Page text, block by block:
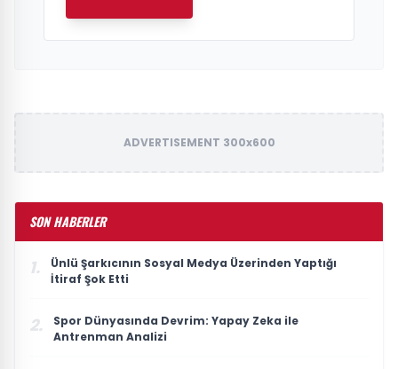
ADVERTISEMENT 300x600
SON HABERLER
1.
Ünlü Şarkıcının Sosyal Medya Üzerinden Yaptığı
İtiraf Şok Etti
2.
Spor Dünyasında Devrim: Yapay Zeka ile
Antrenman Analizi